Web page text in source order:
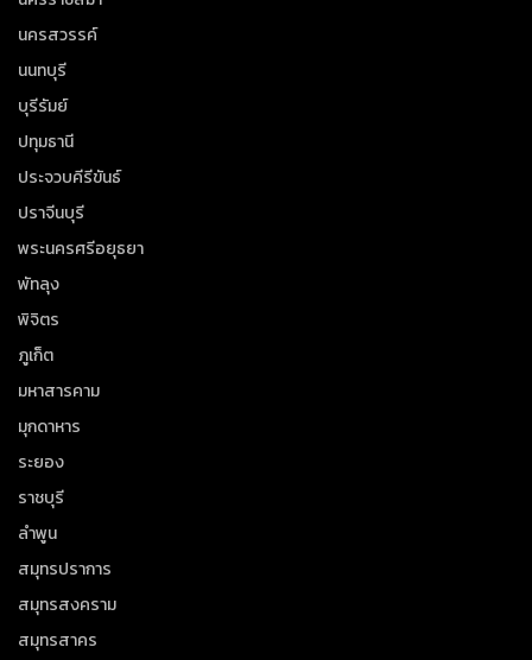
นครสวรรค์
นนทบุรี
บุรีรัมย์
ปทุมธานี
ประจวบคีรีขันธ์
ปราจีนบุรี
พระนครศรีอยุธยา
พัทลุง
พิจิตร
ภูเก็ต
มหาสารคาม
มุกดาหาร
ระยอง
ราชบุรี
ลำพูน
สมุทรปราการ
สมุทรสงคราม
สมุทรสาคร